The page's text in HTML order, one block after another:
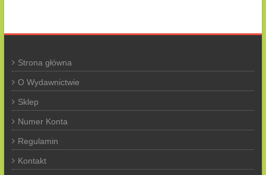
Strona główna
O Wydawnictwie
Sklep
Numer Konta
Regulamin
Kontakt